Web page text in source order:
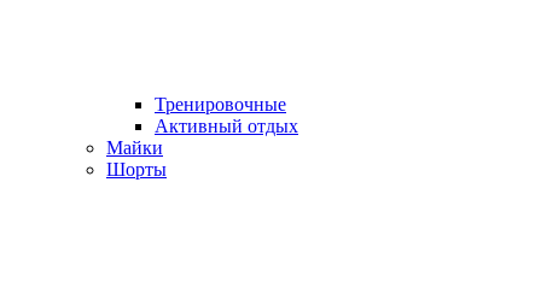
Тренировочные
Активный отдых
Майки
Шорты